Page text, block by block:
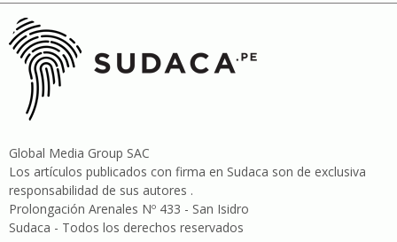
Global Media Group SAC
Los artículos publicados con firma en Sudaca son de exclusiva
responsabilidad de sus autores .
Prolongación Arenales Nº 433 - San Isidro
Sudaca - Todos los derechos reservados